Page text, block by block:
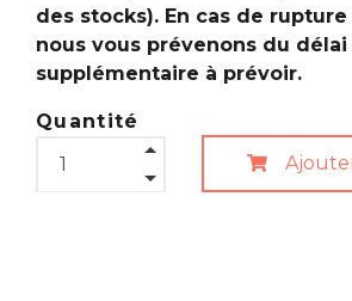
des stocks). En cas de
nous vous prévenons du délai
supplémentaire à prévoir.
Quantité